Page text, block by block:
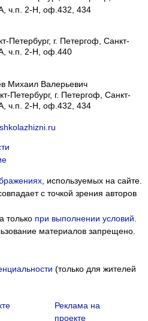
ч.п. 2-Н, оф.432, 434
Петербург, г. Петергоф, Санкт-
ч.п. 2-Н, оф.440
Михаил Валерьевич
Петербург, г. Петергоф, Санкт-
ч.п. 2-Н, оф.432, 434
, используемых на сайте.
с точкой зрения авторов
только при выполнении условий.
материалов запрещено.
(только для жителей
Реклама на
проекте